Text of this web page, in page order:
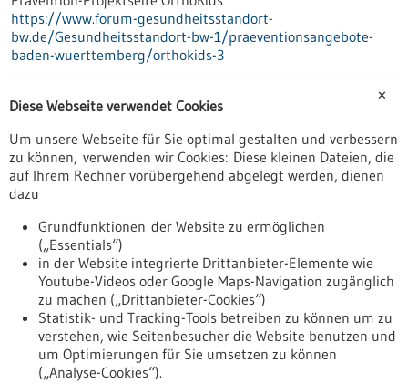
https://www.forum-gesundheitsstandort-
bw.de/Gesundheitsstandort-bw-1/praeventionsangebote-
baden-wuerttemberg/orthokids-3
Übersicht
gesund und digital vor Ort - ein Angebot des
Volkshochschulverbands Baden-Württemberg
Prävention-Projektseite gesund und digital der vhs BW
bw.de/Gesundheitsstandort-bw-1/praeventionsangebote-
baden-wuerttemberg/gesund-und-digital-vor-Ort
Übersicht
Lungenkrebsscreening - Klinikum Stuttgart
Prävention-Projektseite Lungenkrebsscreening
https://www.forum-gesundheitsstandort-
✕
Diese Webseite verwendet Cookies
Um unsere Webseite für Sie optimal gestalten und verbessern
zu können, verwenden wir Cookies: Diese kleinen Dateien, die
auf Ihrem Rechner vorübergehend abgelegt werden, dienen
dazu
Grundfunktionen der Website zu ermöglichen
(„Essentials“)
in der Website integrierte Drittanbieter-Elemente wie
Youtube-Videos oder Google Maps-Navigation zugänglich
zu machen („Drittanbieter-Cookies“)
Statistik- und Tracking-Tools betreiben zu können um zu
verstehen, wie Seitenbesucher die Website benutzen und
um Optimierungen für Sie umsetzen zu können
(„Analyse-Cookies“).